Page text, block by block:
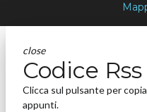
close
Codice Rss
Clicca sul pulsante per
appunti.